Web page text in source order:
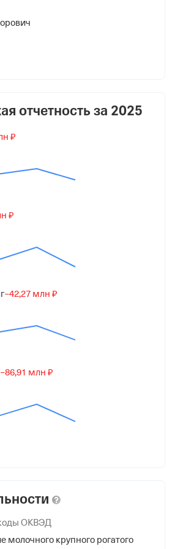
МЯСНОЙ ДВОР"
обл, г Всеволожск, Колтушское
Федеральной Налоговой
отчетность за 2025
₽
₽
−42,27 млн ₽
−86,91 млн ₽
ОКВЭД
молочного крупного рогатого